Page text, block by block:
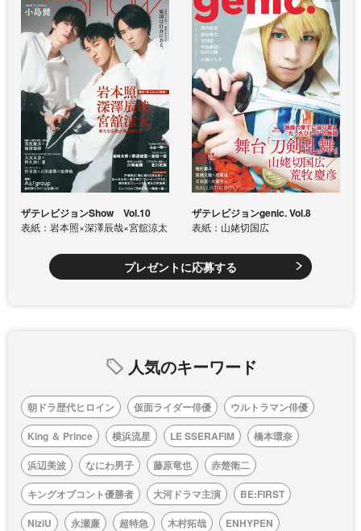
ザテレビジョンShow Vol.10
表紙：岩本照×深澤辰哉×宮舘涼太
ザテレビジョンgenic. Vol.8
表紙：山姥切国広
プレゼントに応募する
人気のキーワード
朝ドラ歴代ヒロイン 仮面ライダー俳優
ウルトラマン俳優
King ＆ Prince
横浜流星 LE SSERAFIM
橋本環奈
浜辺美波
なにわ男子 藤原竜也
赤楚衛二
キングオブコント優勝者
大河ドラマ主演
BE:FIRST
NiziU
永瀬廉 超特急 木村拓哉
ENHYPEN